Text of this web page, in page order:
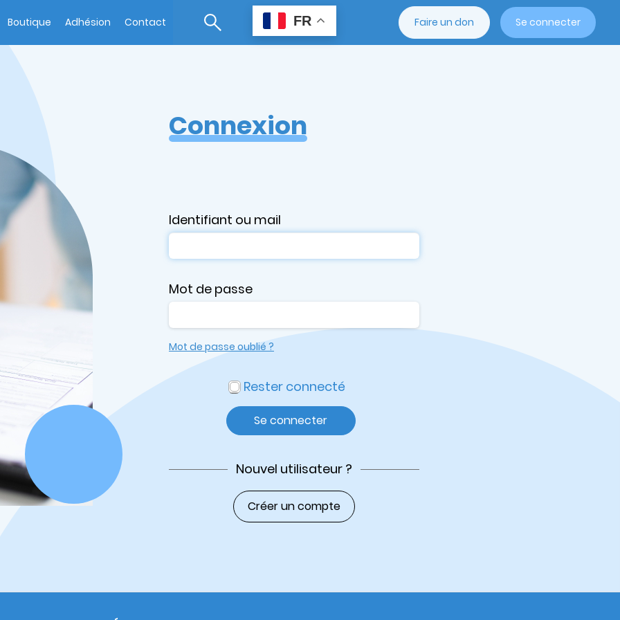
Boutique Adhésion Contact FR Faire un don Se connecter
Connexion
Identifiant ou mail
Mot de passe
Rester connecté
Se connecter
Mot de passe oublié ?
Nouvel utilisateur ?
Créer un compte